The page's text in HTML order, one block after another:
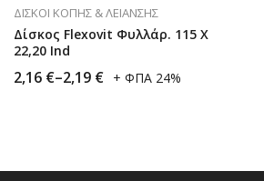
ΔΊΣΚΟΙ ΚΟΠΉΣ & ΛΕΊΑΝΣΗΣ
Δίσκος Flexovit Φυλλάρ. 115 Χ
22,20 Ind
2,16 €–2,19 € + ΦΠΑ 24%